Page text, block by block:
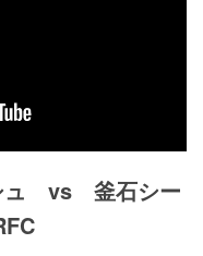
ュ vs 釜石シー